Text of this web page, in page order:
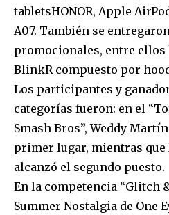
tabletsHONOR, Apple
A07. También se
promocionales, entre
BlinkR compuesto por
Los participantes y
categorías fueron: en el
Smash Bros”, Weddy
primer lugar, mientras
alcanzó el segundo puesto.
En la competencia “Glitch
Summer Nostalgia de One